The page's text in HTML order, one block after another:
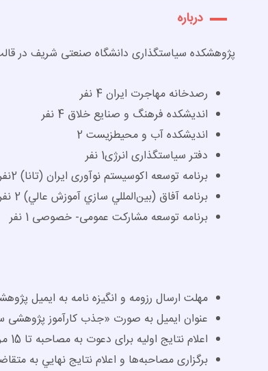
درباره
پژوهشکده سیاستگذاری دانشگاه صنعتی شریف در
رصدخانه مهاجرت ایران 4 نفر
انديشكده فرهنگ و صنایع خلاق 4 نفر
انديشكده آب و محيط­زيست 2
دفتر سیاستگذاری انرژی1 نفر
برنامه توسعه اکوسیستم نوآوری ایران (تانا) 2نفر
برنامه آفاق (بين­‌المللي سازي آموزش عالي) 2 نفر
برنامه توسعه مشارکت عمومی- خصوصی 1 نفر
مهلت ارسال رزومه و انگیزه نامه به ایمیل پژوهشکده تا 1 مرداد
عنوان ایمیل به صورت «جذب کارآموز پژوهشی سال 1401 دورسوم _ نام
اعلام نتایج اولیه برای دعوت به مصاحبه تا 15 مرداد1401
برگزاری مصاحبه‌­ها و اعلام نتايج نهايي به متقاضيان تا